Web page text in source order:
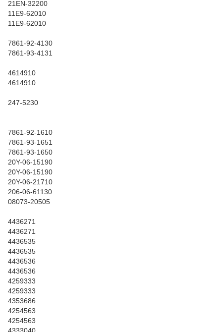
21EN-32200
11E9-62010
11E9-62010
7861-92-4130
7861-93-4131
4614910
4614910
247-5230
7861-92-1610
7861-93-1651
7861-93-1650
20Y-06-15190
20Y-06-15190
20Y-06-21710
206-06-61130
08073-20505
4436271
4436271
4436535
4436535
4436536
4436536
4259333
4259333
4353686
4254563
4254563